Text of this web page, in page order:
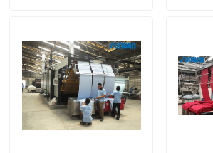
Textilschleuder
Gewebe-Hitze-Einstellungs-